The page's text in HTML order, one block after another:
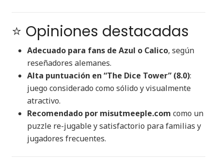
⭐ Opiniones destacadas
Adecuado para fans de Azul o Calico, según
reseñadores alemanes.
Alta puntuación en “The Dice Tower” (8.0):
juego considerado como sólido y visualmente
atractivo.
Recomendado por misutmeeple.com como un
puzzle re-jugable y satisfactorio para familias y
jugadores frecuentes.